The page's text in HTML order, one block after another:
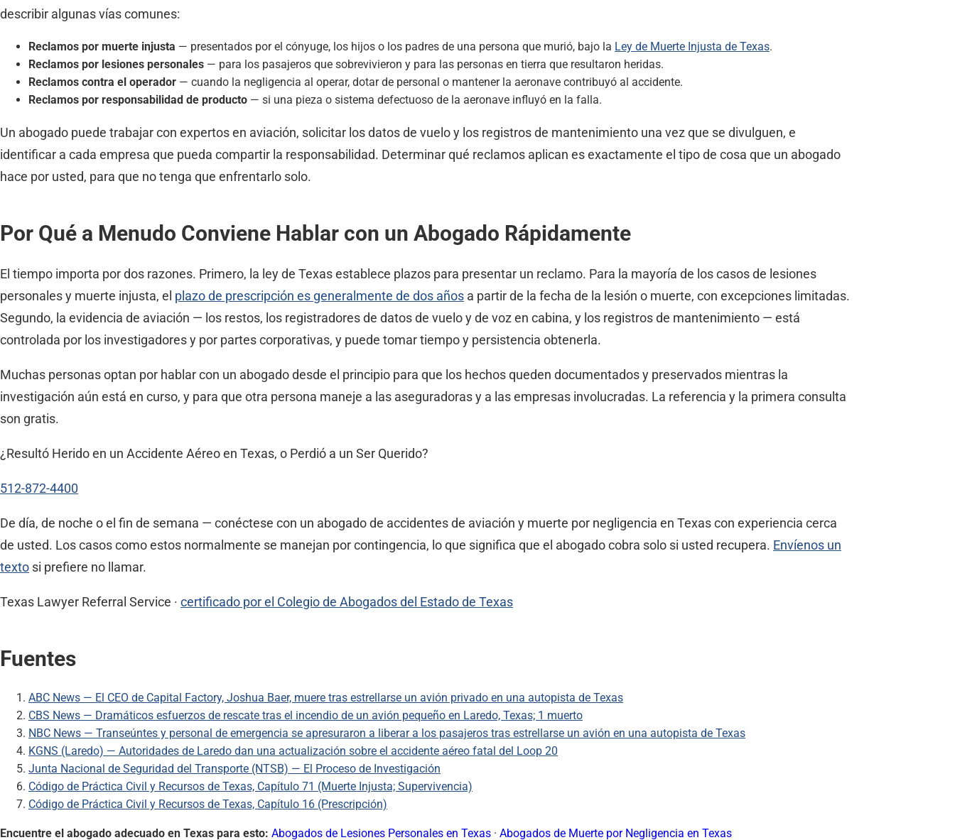
describir algunas vías comunes:
Reclamos por muerte injusta — presentados por el cónyuge, los hijos o los padres de una persona que murió, bajo la Ley de Muerte Injusta de Texas.
Reclamos por lesiones personales — para los pasajeros que sobrevivieron y para las personas en tierra que resultaron heridas.
Reclamos contra el operador — cuando la negligencia al operar, dotar de personal o mantener la aeronave contribuyó al accidente.
Reclamos por responsabilidad de producto — si una pieza o sistema defectuoso de la aeronave influyó en la falla.
Un abogado puede trabajar con expertos en aviación, solicitar los datos de vuelo y los registros de mantenimiento una vez que se divulguen, e
identificar a cada empresa que pueda compartir la responsabilidad. Determinar qué reclamos aplican es exactamente el tipo de cosa que un abogado
hace por usted, para que no tenga que enfrentarlo solo.
Por Qué a Menudo Conviene Hablar con un Abogado Rápidamente
El tiempo importa por dos razones. Primero, la ley de Texas establece plazos para presentar un reclamo. Para la mayoría de los casos de lesiones
personales y muerte injusta, el plazo de prescripción es generalmente de dos años a partir de la fecha de la lesión o muerte, con excepciones limitadas.
Segundo, la evidencia de aviación — los restos, los registradores de datos de vuelo y de voz en cabina, y los registros de mantenimiento — está
controlada por los investigadores y por partes corporativas, y puede tomar tiempo y persistencia obtenerla.
Muchas personas optan por hablar con un abogado desde el principio para que los hechos queden documentados y preservados mientras la
investigación aún está en curso, y para que otra persona maneje a las aseguradoras y a las empresas involucradas. La referencia y la primera consulta
son gratis.
¿Resultó Herido en un Accidente Aéreo en Texas, o Perdió a un Ser Querido?
512-872-4400
De día, de noche o el fin de semana — conéctese con un abogado de accidentes de aviación y muerte por negligencia en Texas con experiencia cerca
de usted. Los casos como estos normalmente se manejan por contingencia, lo que significa que el abogado cobra solo si usted recupera. Envíenos un
texto si prefiere no llamar.
Texas Lawyer Referral Service · certificado por el Colegio de Abogados del Estado de Texas
Fuentes
ABC News — El CEO de Capital Factory, Joshua Baer, muere tras estrellarse un avión privado en una autopista de Texas
CBS News — Dramáticos esfuerzos de rescate tras el incendio de un avión pequeño en Laredo, Texas; 1 muerto
NBC News — Transeúntes y personal de emergencia se apresuraron a liberar a los pasajeros tras estrellarse un avión en una autopista de Texas
KGNS (Laredo) — Autoridades de Laredo dan una actualización sobre el accidente aéreo fatal del Loop 20
Junta Nacional de Seguridad del Transporte (NTSB) — El Proceso de Investigación
Código de Práctica Civil y Recursos de Texas, Capítulo 71 (Muerte Injusta; Supervivencia)
Código de Práctica Civil y Recursos de Texas, Capítulo 16 (Prescripción)
Encuentre el abogado adecuado en Texas para esto: Abogados de Lesiones Personales en Texas · Abogados de Muerte por Negligencia en Texas